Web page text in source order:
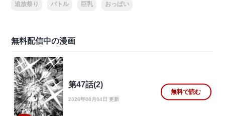
追放祭り バトル 巨乳 おっぱい
無料配信中の漫画
第47話(2)
2026年08月04日 更新
無料で読む